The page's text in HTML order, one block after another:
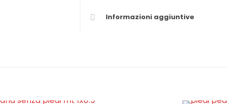
Informazioni aggiuntive